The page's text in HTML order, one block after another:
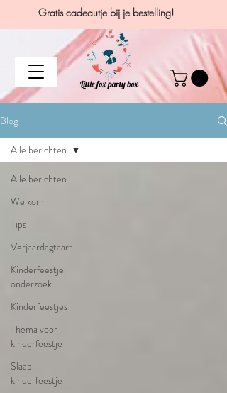
Gratis cadeautje bij je bestelling!
Blog
Alle berichten
Welkom
Tips
Verjaardagtaart
Kinderfeestje
onderzoek
Kinderfeestjes
Thema voor
kinderfeestje
Slaap
kinderfeestje
Alle berichten